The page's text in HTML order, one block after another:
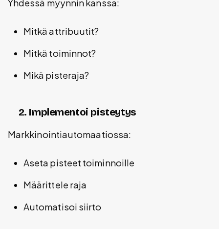
Yhdessä myynnin kanssa:
Mitkä attribuutit?
Mitkä toiminnot?
Mikä pisteraja?
2. Implementoi pisteytys
Markkinointiautomaatiossa:
Aseta pisteet toiminnoille
Määrittele raja
Automatisoi siirto